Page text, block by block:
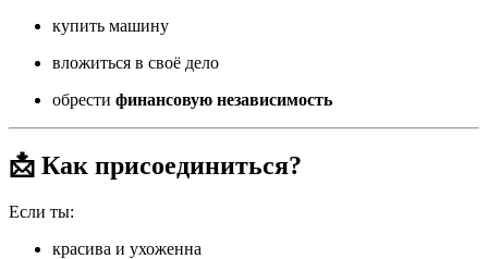
купить машину
вложиться в своё дело
обрести финансовую независимость
📩 Как присоединиться?
Если ты:
красива и ухоженна